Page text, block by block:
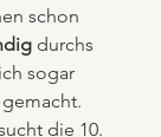
schon
durchs
sogar
gemacht.
die 10.